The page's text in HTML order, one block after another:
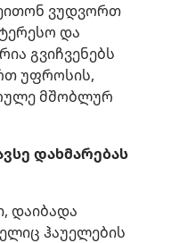
ვუდვორთ
და
გვიჩვენებს
უფროსის,
მშობლურ
დახმარებას
დაიბადა
ჰაუელების